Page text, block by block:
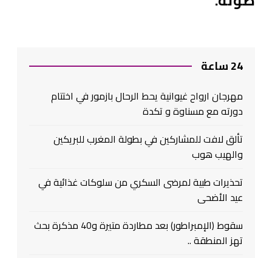
24 ساعة
مهرجان ارواح غيوانية يحط الرحال بازمور في اختتام
دورته مع مسناوة و تكدة
تألق لافت للمشاركين في بطولة المغرب للبريكين
والهيب هوب
تحذيرات طبية لمرضى السكري من سلوكات غذائية في
عيد الأضحى
سقوط (الإمبراطور) بعد مطاردة متيرة و40 مذكرة بحث
تهز المنطقة ..